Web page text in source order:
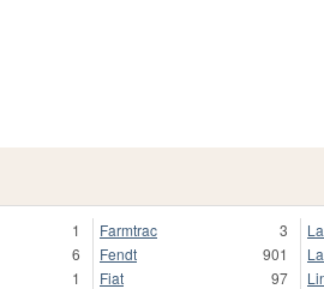
1
6
1
Farmtrac
3
Fendt
901
Fiat
97